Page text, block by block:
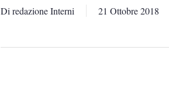
Di redazione Interni 21 Ottobre 2018